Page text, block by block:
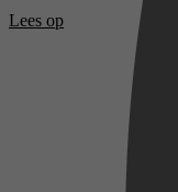
Lees op